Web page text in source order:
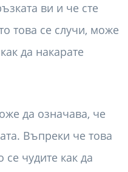
ви и че сте
това се случи, може
да накарате
да означава, че
Въпреки че това
се чудите как да